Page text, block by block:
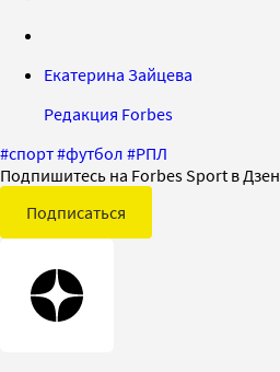
Екатерина Зайцева
Редакция Forbes
#спорт#футбол #РПЛ
Подпишитесь на Forbes Sport в Дзен
Подписаться